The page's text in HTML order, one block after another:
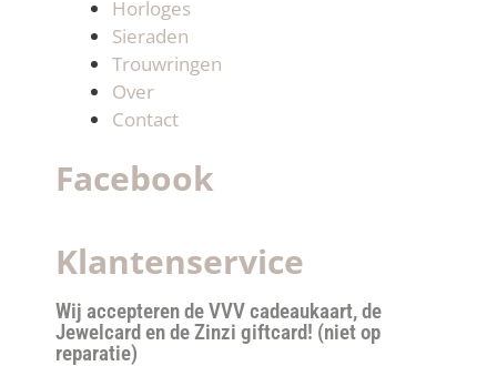
Horloges
Sieraden
Trouwringen
Over
Contact
Facebook
Klantenservice
Wij accepteren de VVV cadeaukaart, de
Jewelcard en de Zinzi giftcard! (niet op
reparatie)